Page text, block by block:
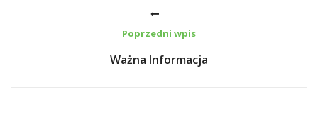
Poprzedni wpis
Ważna Informacja